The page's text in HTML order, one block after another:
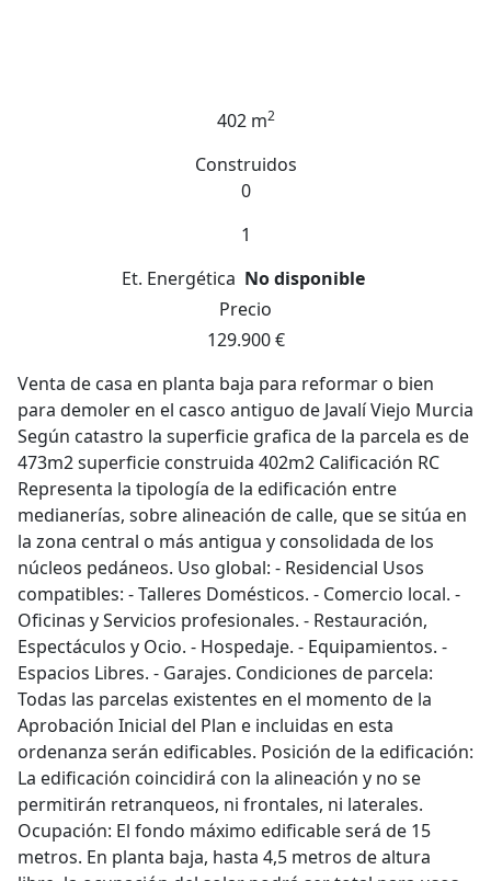
402 m2
Construidos
0
1
Et. Energética No disponible
Precio
129.900 €
Venta de casa en planta baja para reformar o bien
para demoler en el casco antiguo de Javalí Viejo Murcia
Según catastro la superficie grafica de la parcela es de
473m2 superficie construida 402m2 Calificación RC
Representa la tipología de la edificación entre
medianerías, sobre alineación de calle, que se sitúa en
la zona central o más antigua y consolidada de los
núcleos pedáneos. Uso global: - Residencial Usos
compatibles: - Talleres Domésticos. - Comercio local. -
Oficinas y Servicios profesionales. - Restauración,
Espectáculos y Ocio. - Hospedaje. - Equipamientos. -
Espacios Libres. - Garajes. Condiciones de parcela:
Todas las parcelas existentes en el momento de la
Aprobación Inicial del Plan e incluidas en esta
ordenanza serán edificables. Posición de la edificación:
La edificación coincidirá con la alineación y no se
permitirán retranqueos, ni frontales, ni laterales.
Ocupación: El fondo máximo edificable será de 15
metros. En planta baja, hasta 4,5 metros de altura